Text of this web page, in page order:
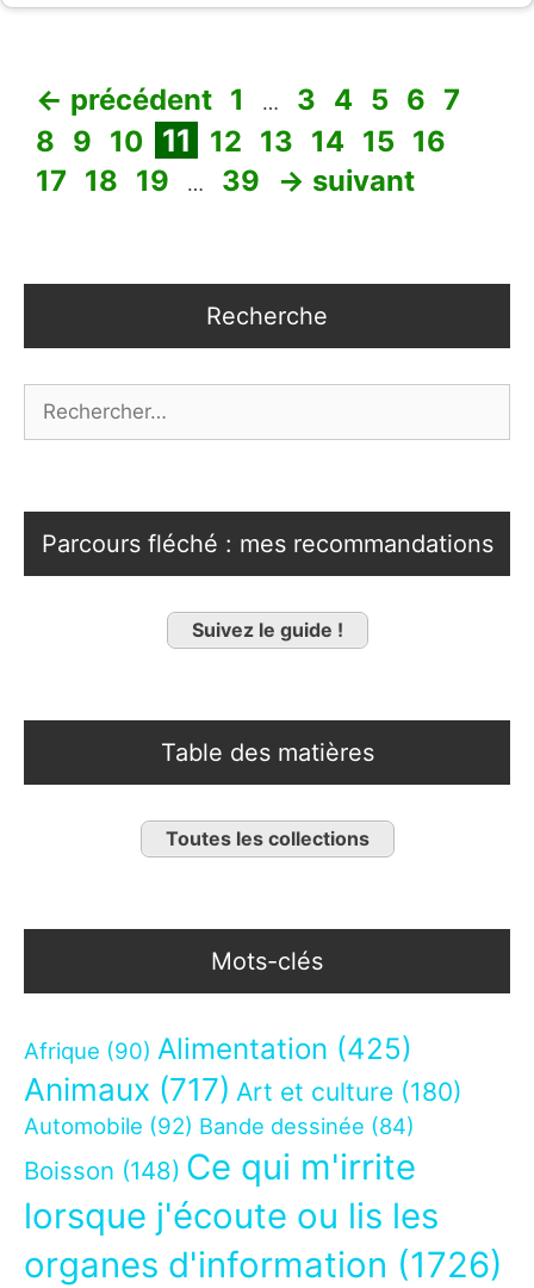
← précédent Page
1 … Page
3 Page
4 Page
5 Page
6 Page
7
8 Page
9 Page
10 Page
11 Page
12 Page
13 Page
14 Page
15 Page
16
17 Page
18 Page
19 … Page
39 → suivant
Recherche
Parcours fléché : mes recommandations
Suivez le guide !
Table des matières
Toutes les collections
Mots-clés
Afrique (90) Alimentation (425)
Animaux (717) Art et culture (180)
Automobile (92) Bande dessinée (84)
Boisson (148) Ce qui m'irrite
lorsque j'écoute ou lis les
organes d'information (1726)